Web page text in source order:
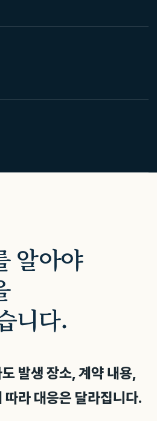
알아야
니다.
발생 장소, 계약 내용,
라 대응은 달라집니다.